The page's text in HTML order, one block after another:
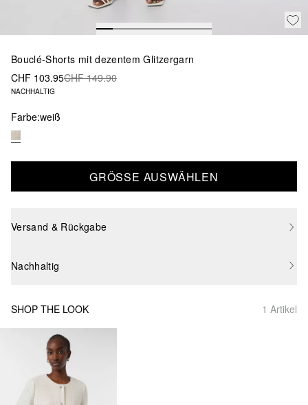
Bouclé-Shorts mit dezentem Glitzergarn
CHF 103.95CHF 149.90
NACHHALTIG
Farbe:weiß
GRÖSSE AUSWÄHLEN
Versand & Rückgabe
Nachhaltig
SHOP THE LOOK 1 Artikel